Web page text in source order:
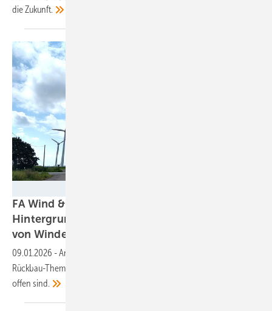
dieZukunft.
FA Wind & Solar veröffentlicht
Hintergrundpapier zu Rückbau und Recycling
von Windenergieanlagen
09.01.2026 -Angesichts eines alternden Anlagenparks bekommen
Rückbau-Themen eine zunehmende Brisanz, zumal noch viele Fragen
offen sind.